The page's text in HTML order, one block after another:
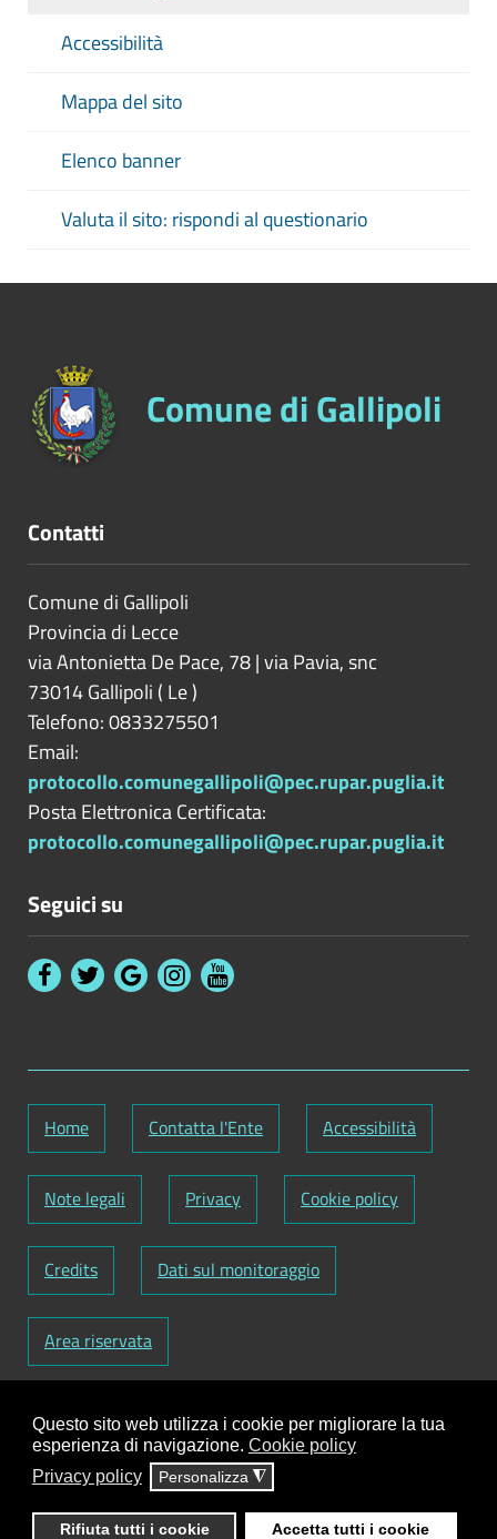
Questo sito web utilizza i cookie per migliorare la tua
esperienza di navigazione. Cookie policy
Privacy policy
Personalizza ◮
Rifiuta tutti i cookie Accetta tutti i cookie
Accessibilità
Mappa del sito
Elenco banner
Valuta il sito: rispondi al questionario
Comune di Gallipoli
Contatti
Comune di Gallipoli
Provincia di Lecce
via Antonietta De Pace, 78 | via Pavia, snc
73014Gallipoli ( Le)
Telefono: 0833275501
Email:
protocollo.comunegallipoli@pec.rupar.puglia.it
Posta Elettronica Certificata:
protocollo.comunegallipoli@pec.rupar.puglia.it
Seguici su
Home Contatta l'Ente Accessibilità
Note legali Privacy Cookie policy
Credits Dati sul monitoraggio
Area riservata
Codice Fiscale: 82000090751-Partita IVA:
01129720759-Codice Fatturazione elettronica:
UFY1HC